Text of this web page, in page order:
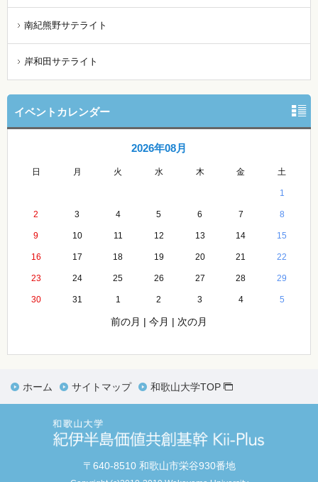
南紀熊野サテライト
岸和田サテライト
イベントカレンダー
2026年08月
日 月 火 水 木 金 土
1
2 3 4 5 6 7 8
9 10 11 12 13 14 15
16 17 18 19 20 21 22
23 24 25 26 27 28 29
30 31 1 2 3 4 5
前の月 | 今月 | 次の月
ホーム サイトマップ 和歌山大学TOP
〒640-8510 和歌山市栄谷930番地